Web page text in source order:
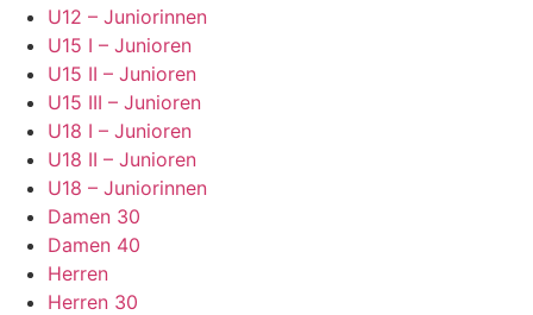
U12 – Juniorinnen
U15 I – Junioren
U15 II – Junioren
U15 III – Junioren
U18 I – Junioren
U18 II – Junioren
U18 – Juniorinnen
Damen 30
Damen 40
Herren
Herren 30